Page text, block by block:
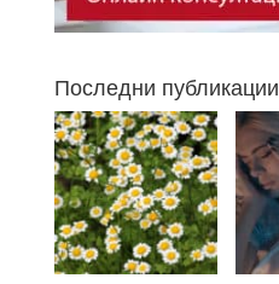
Последни публикации